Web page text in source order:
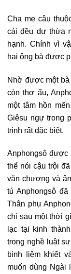
Cha mẹ cậu
cải đều dư thừa
hạnh. Chính vì
hai ông bà được
Nhờ được một
còn thơ ấu,
một tâm hồn
Giêsu ngự trong
trinh rất đặc biệt.
Anphongsô
thể nói cậu trội
văn chương và
tú Anphongsô
Thân phụ
chỉ sau một thời
lạc tại kinh
trong nghề luật
bình liêm khiết
muốn dùng Ngài